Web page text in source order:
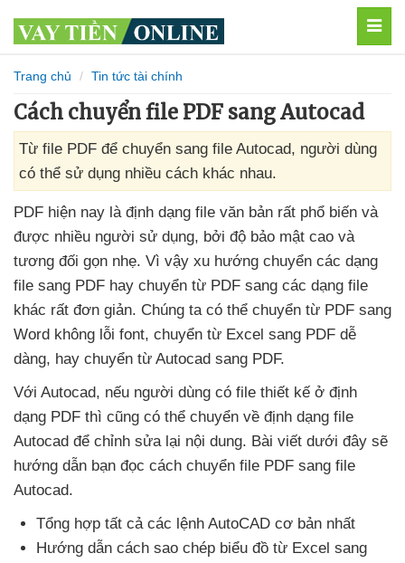
Trang chủ Tin tức tài chính
Cách chuyển file PDF sang Autocad
Từ file PDF để chuyển sang file Autocad, người dùng
có thể sử dụng nhiều cách khác nhau.
PDF hiện nay là định dạng file văn bản rất phổ biến và
được nhiều người sử dụng, bởi độ bảo mật cao và
tương đối gọn nhẹ. Vì vậy xu hướng chuyển các dạng
file sang PDF hay chuyển từ PDF sang các dạng file
khác rất đơn giản. Chúng ta có thể chuyển từ PDF sang
Word không lỗi font, chuyển từ Excel sang PDF dễ
dàng, hay chuyển từ Autocad sang PDF.
Với Autocad, nếu người dùng có file thiết kế ở định
dạng PDF thì cũng có thể chuyển về định dạng file
Autocad để chỉnh sửa lại nội dung. Bài viết dưới đây sẽ
hướng dẫn bạn đọc cách chuyển file PDF sang file
Autocad.
Tổng hợp tất cả các lệnh AutoCAD cơ bản nhất
Hướng dẫn cách sao chép biểu đồ từ Excel sang